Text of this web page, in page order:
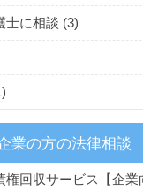
士に相談 (3)
業の方の法律相談
権回収サービス【企業